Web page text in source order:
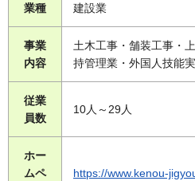
業種 建設業
事業
内容
土木工事・舗装工事・
持管理業・外国人技能
従業
員数
10人～29人
ホー
ムペ
https://www.kenou-